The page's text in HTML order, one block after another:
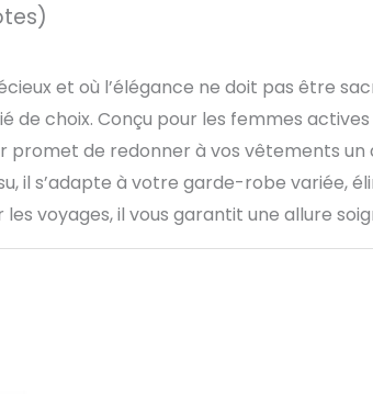
et où l’élégance ne doit pas être
de choix. Conçu pour les femmes
de redonner à vos vêtements
il s’adapte à votre garde-robe variée,
voyages, il vous garantit une allure